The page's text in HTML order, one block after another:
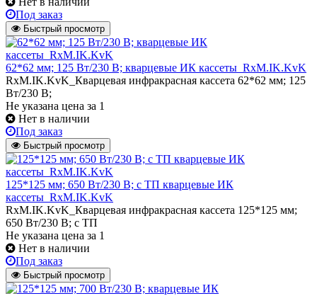
Под заказ
Быстрый просмотр
62*62 мм; 125 Вт/230 В; кварцевые ИК кассеты_RxM.IK.KvK
RxM.IK.KvK_Кварцевая инфракрасная кассета 62*62 мм; 125
Вт/230 В;
Не указана цена за 1
Нет в наличии
Под заказ
Быстрый просмотр
125*125 мм; 650 Вт/230 В; с ТП кварцевые ИК
кассеты_RxM.IK.KvK
RxM.IK.KvK_Кварцевая инфракрасная кассета 125*125 мм;
650 Вт/230 В; с ТП
Не указана цена за 1
Нет в наличии
Под заказ
Быстрый просмотр